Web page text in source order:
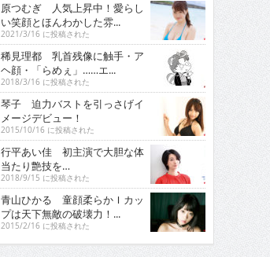
原つむぎ 人気上昇中！愛らし
い笑顔とほんわかした雰...
2021/3/16 に投稿された
稀見理都 乳首残像に触手・ア
ヘ顔・「らめぇ」……エ...
2018/3/16 に投稿された
琴子 迫力バストを引っさげイ
メージデビュー！
2015/10/16 に投稿された
行平あい佳 初主演で大胆な体
当たり艶技を…
2018/9/15 に投稿された
青山ひかる 童顔柔らかＩカッ
プは天下無敵の破壊力！...
2015/2/16 に投稿された